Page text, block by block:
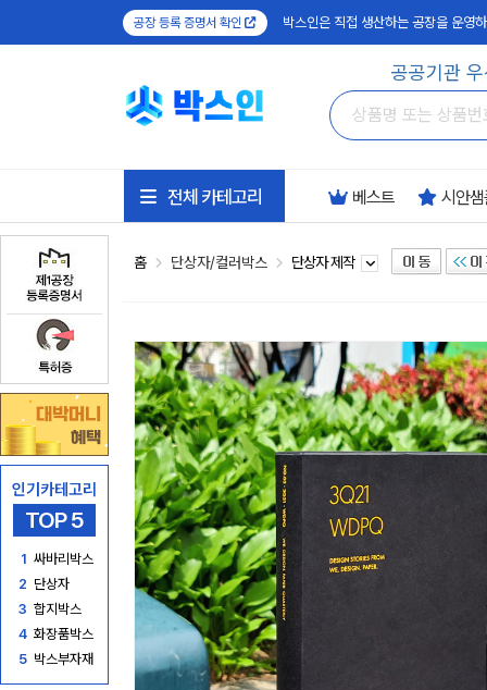
공장 등록 증명서 확인 박스인은 직접 생산하는 공장을 운영
공공기관
인기카테고리
TOP 5
1 싸바리박스
2 단상자
3 합지박스
4 화장품박스
5 박스부자재
전체 카테고리 베스트 시안
홈 단상자/컬러박스 단상자 제작